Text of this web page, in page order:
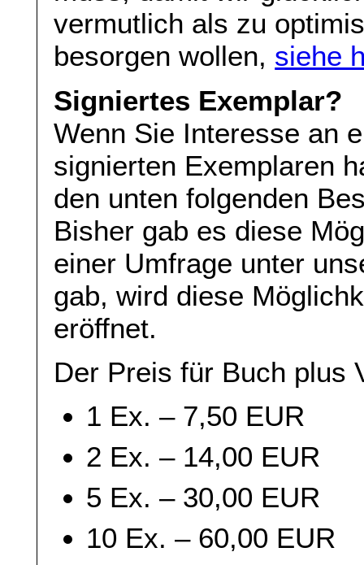
vermutlich als zu
besorgen wollen, siehe
Signiertes Exemplar?
Wenn Sie Interesse an
signierten Exemplaren
den unten folgenden
Bisher gab es diese
einer Umfrage unter
gab, wird diese
eröffnet.
Der Preis für Buch plus
1 Ex. – 7,50 EUR
2 Ex. – 14,00 EUR
5 Ex. – 30,00 EUR
10 Ex. – 60,00 EUR